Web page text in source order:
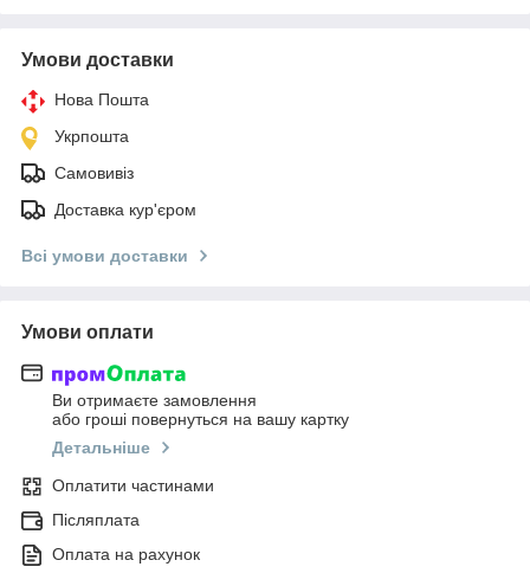
Умови доставки
Нова Пошта
Укрпошта
Самовивіз
Доставка кур'єром
Всі умови доставки
Умови оплати
Ви отримаєте замовлення
або гроші повернуться на вашу картку
Детальніше
Оплатити частинами
Післяплата
Оплата на рахунок